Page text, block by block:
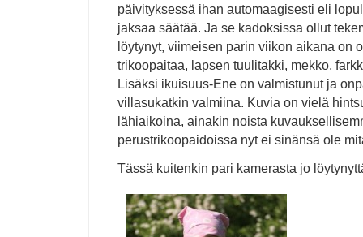
päivityksessä ihan automaagisesti eli
jaksaa säätää. Ja se kadoksissa ollut
löytynyt, viimeisen parin viikon aikana on
trikoopaitaa, lapsen tuulitakki, mekko,
Lisäksi ikuisuus-Ene on valmistunut ja
villasukatkin valmiina. Kuvia on vielä
lähiaikoina, ainakin noista
perustrikoopaidoissa nyt ei sinänsä ole
Tässä kuitenkin pari kamerasta jo